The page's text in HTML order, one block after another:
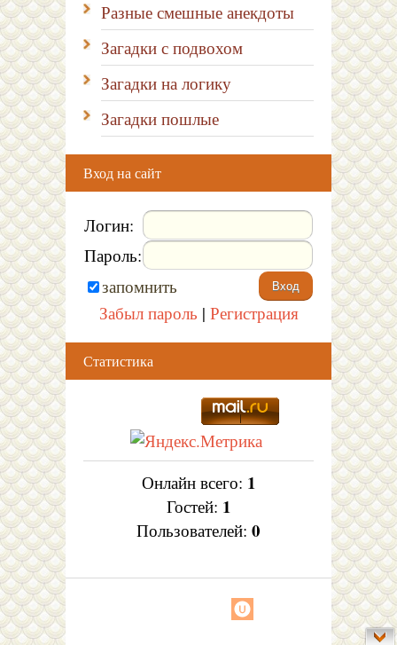
Разные смешные анекдоты
Загадки с подвохом
Загадки на логику
Загадки пошлые
Вход на сайт
Логин:
Пароль:
запомнить
Забыл пароль | Регистрация
Статистика
Онлайн всего: 1
Гостей: 1
Пользователей: 0